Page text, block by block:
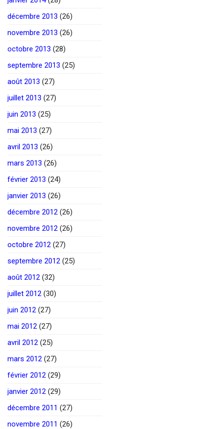
décembre 2013 (26)
novembre 2013 (26)
octobre 2013 (28)
septembre 2013 (25)
août 2013 (27)
juillet 2013 (27)
juin 2013 (25)
mai 2013 (27)
avril 2013 (26)
mars 2013 (26)
février 2013 (24)
janvier 2013 (26)
décembre 2012 (26)
novembre 2012 (26)
octobre 2012 (27)
septembre 2012 (25)
août 2012 (32)
juillet 2012 (30)
juin 2012 (27)
mai 2012 (27)
avril 2012 (25)
mars 2012 (27)
février 2012 (29)
janvier 2012 (29)
décembre 2011 (27)
novembre 2011 (26)